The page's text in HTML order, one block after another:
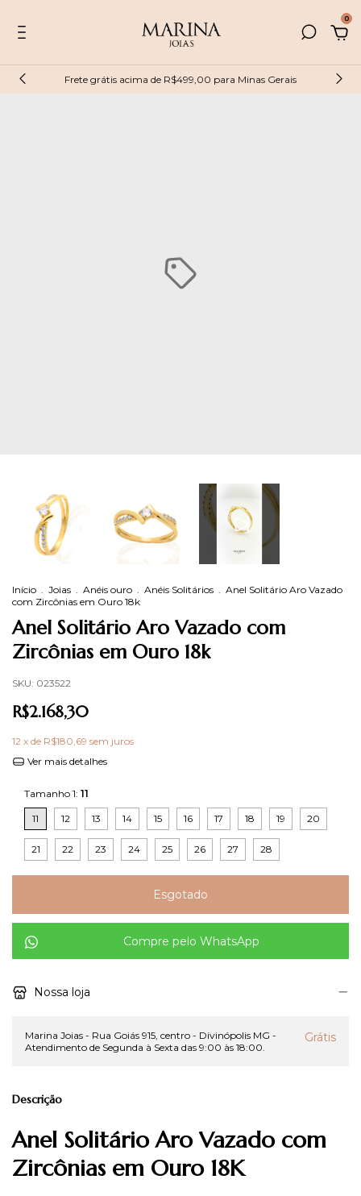
0
Frete grátis acima de R$499,00 para Minas Gerais
Início . Joias . Anéis ouro . Anéis Solitários . Anel Solitário Aro Vazado
com Zircônias em Ouro 18k
Anel Solitário Aro Vazado com
Zircônias em Ouro 18k
SKU: 023522
R$2.168,30
12 x de R$180,69 sem juros
Ver mais detalhes
Tamanho 1: 11
11 12 13 14 15 16 17 18 19 20
21 22 23 24 25 26 27 28
Compre pelo WhatsApp
Nossa loja
Marina Joias - Rua Goiás 915, centro - Divinópolis MG -
Atendimento de Segunda à Sexta das 9:00 às 18:00.
Grátis
Descrição
Anel Solitário Aro Vazado com
Zircônias em Ouro 18K